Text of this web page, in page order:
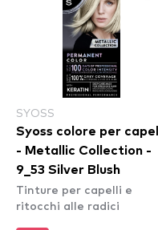
SYOSS
Syoss colore per
- Metallic Collection -
9_53 Silver Blush
Tinture per capelli e
ritocchi alle radici